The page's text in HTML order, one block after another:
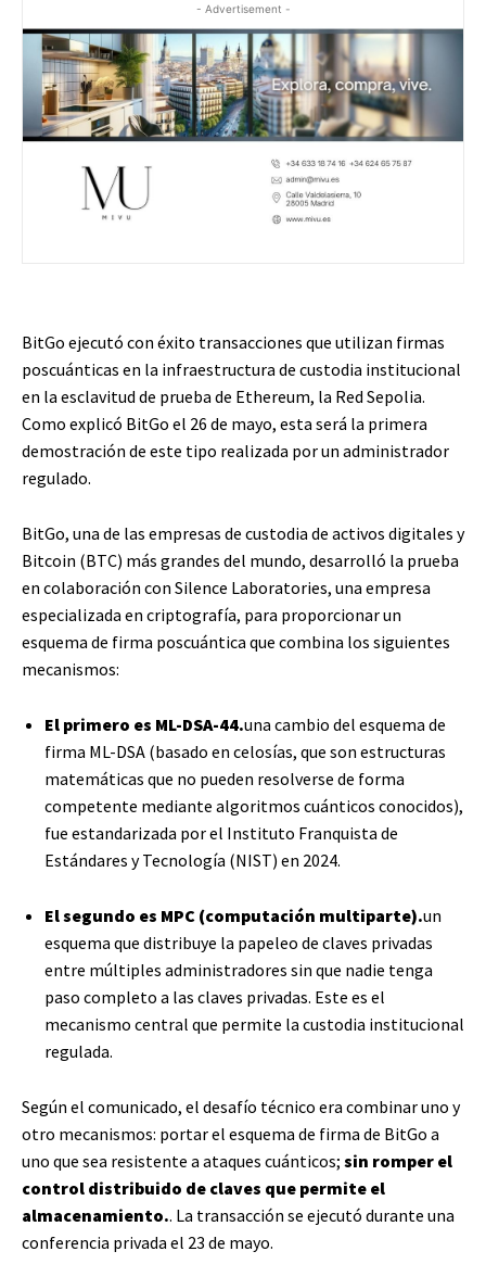
- Advertisement -
BitGo ejecutó con éxito transacciones que utilizan firmas
poscuánticas en la infraestructura de custodia institucional
en la esclavitud de prueba de Ethereum, la Red Sepolia.
Como explicó BitGo el 26 de mayo, esta será la primera
demostración de este tipo realizada por un administrador
regulado.
BitGo, una de las empresas de custodia de activos digitales y
Bitcoin (BTC) más grandes del mundo, desarrolló la prueba
en colaboración con Silence Laboratories, una empresa
especializada en criptografía, para proporcionar un
esquema de firma poscuántica que combina los siguientes
mecanismos:
El primero es ML-DSA-44.una cambio del esquema de
firma ML-DSA (basado en celosías, que son estructuras
matemáticas que no pueden resolverse de forma
competente mediante algoritmos cuánticos conocidos),
fue estandarizada por el Instituto Franquista de
Estándares y Tecnología (NIST) en 2024.
El segundo es MPC (computación multiparte).un
esquema que distribuye la papeleo de claves privadas
entre múltiples administradores sin que nadie tenga
paso completo a las claves privadas. Este es el
mecanismo central que permite la custodia institucional
regulada.
Según el comunicado, el desafío técnico era combinar uno y
otro mecanismos: portar el esquema de firma de BitGo a
uno que sea resistente a ataques cuánticos; sin romper el
control distribuido de claves que permite el
almacenamiento.. La transacción se ejecutó durante una
conferencia privada el 23 de mayo.